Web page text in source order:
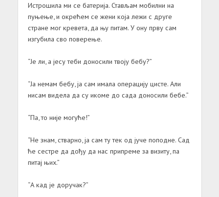
Истрошила ми се батерија. Стављам мобилни на
пуњење, и окрећем се жени која лежи с друге
стране мог кревета, да њу питам. У ону прву сам
изгубила сво поверење.
“Је ли, а јесу теби доносили твоју бебу?”
“Ја немам бебу, ја сам имала операцију цисте. Али
нисам видела да су икоме до сада доносили бебе.”
“Па, то није могуће!”
“Не знам, стварно, ја сам ту тек од јуче поподне. Сад
ће сестре да дођу да нас припреме за визиту, па
питај њих.”
“А кад је доручак?”